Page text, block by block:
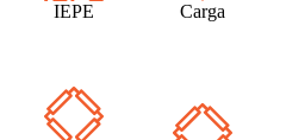
IEPE Carga